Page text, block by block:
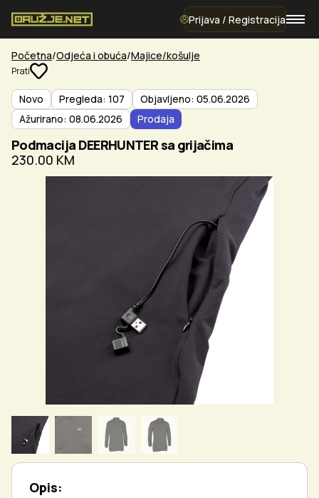
Prijava / Registracija
Početna Odjeća i obuća Majice/košulje
Prati
Novo Pregleda: 107
Objavljeno: 05.06.2026
Ažurirano: 08.06.2026
Prodaja
Podmacija DEERHUNTER sa grijačima
230.00 KM
Opis: